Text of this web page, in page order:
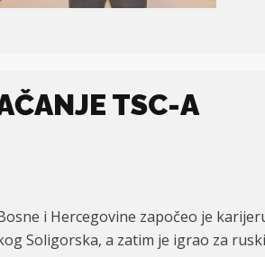
TSC-A
i Hercegovine započeo je
Soligorska, a zatim je igrao za